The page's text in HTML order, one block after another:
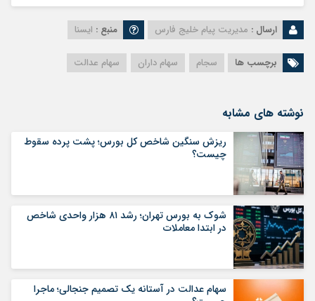
ارسال : مدیریت پیام خلیج فارس منبع : ایسنا
برچسب ها سجام سهام داران سهام عدالت
نوشته های مشابه
ریزش سنگین شاخص کل بورس؛ پشت پرده سقوط
چیست؟
شوک به بورس تهران؛ رشد ۸۱ هزار واحدی شاخص
در ابتدا معاملات
سهام عدالت در آستانه یک تصمیم جنجالی؛ ماجرا